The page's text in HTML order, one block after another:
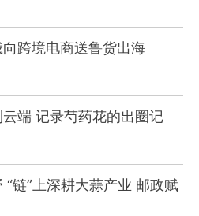
跨境电商送鲁货出海
端 记录芍药花的出圈记
“链”上深耕大蒜产业 邮政赋